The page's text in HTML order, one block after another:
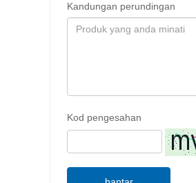
Kandungan perundingan
Kod pengesahan